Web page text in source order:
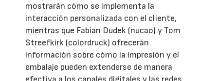
mostrarán cómo se implementa la
interacción personalizada con el cliente,
mientras que Fabian Dudek (nucao) y Tom
Streefkirk (colordruck) ofrecerán
información sobre cómo la impresión y el
embalaje pueden extenderse de manera